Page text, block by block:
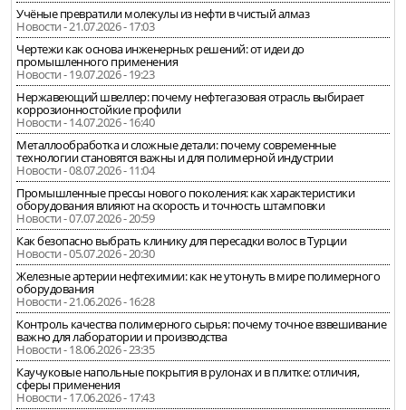
Учёные превратили молекулы из нефти в чистый алмаз
Новости - 21.07.2026 - 17:03
Чертежи как основа инженерных решений: от идеи до
промышленного применения
Новости - 19.07.2026 - 19:23
Нержавеющий швеллер: почему нефтегазовая отрасль выбирает
коррозионностойкие профили
Новости - 14.07.2026 - 16:40
Металлообработка и сложные детали: почему современные
технологии становятся важны и для полимерной индустрии
Новости - 08.07.2026 - 11:04
Промышленные прессы нового поколения: как характеристики
оборудования влияют на скорость и точность штамповки
Новости - 07.07.2026 - 20:59
Как безопасно выбрать клинику для пересадки волос в Турции
Новости - 05.07.2026 - 20:30
Железные артерии нефтехимии: как не утонуть в мире полимерного
оборудования
Новости - 21.06.2026 - 16:28
Контроль качества полимерного сырья: почему точное взвешивание
важно для лаборатории и производства
Новости - 18.06.2026 - 23:35
Каучуковые напольные покрытия в рулонах и в плитке: отличия,
сферы применения
Новости - 17.06.2026 - 17:43